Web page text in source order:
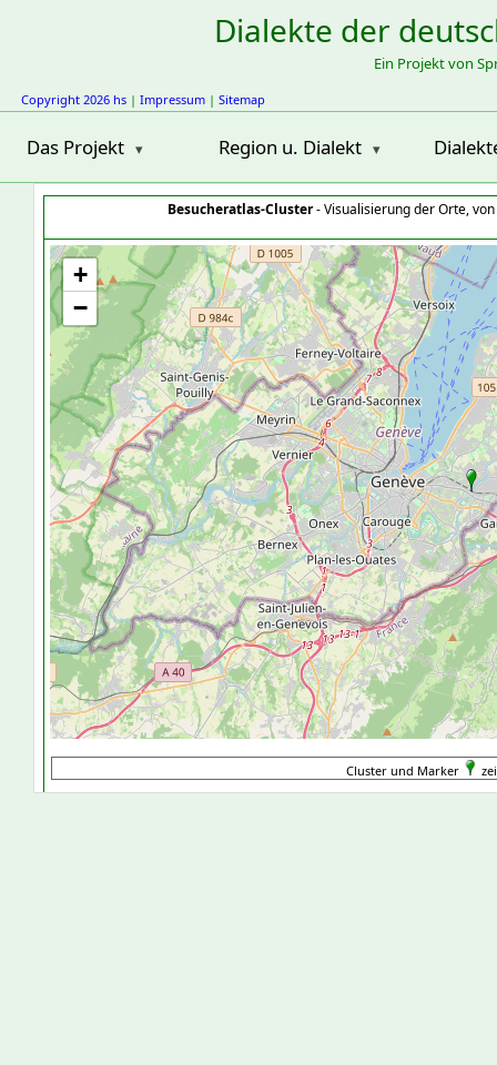
Dialekte der
Ein Projekt von
Copyright 2026 hs | Impressum | Sitemap
Das Projekt Region u. Dialekt
Besucheratlas-Cluster- Visualisierung der Orte,
+
−
Cluster und Marker